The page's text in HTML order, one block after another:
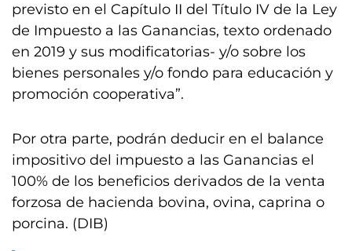
previsto en el Capítulo II del Título IV de la Ley
de Impuesto a las Ganancias, texto ordenado
en 2019 y sus modificatorias- y/o sobre los
bienes personales y/o fondo para educación y
promoción cooperativa”.
Por otra parte, podrán deducir en el balance
impositivo del impuesto a las Ganancias el
100% de los beneficios derivados de la venta
forzosa de hacienda bovina, ovina, caprina o
porcina. (DIB)